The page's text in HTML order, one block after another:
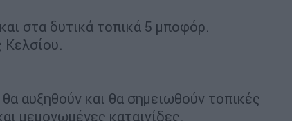
στα δυτικά τοπικά 5 μποφόρ.
αυξηθούν και θα σημειωθούν τοπικές
μεμονωμένες καταιγίδες.